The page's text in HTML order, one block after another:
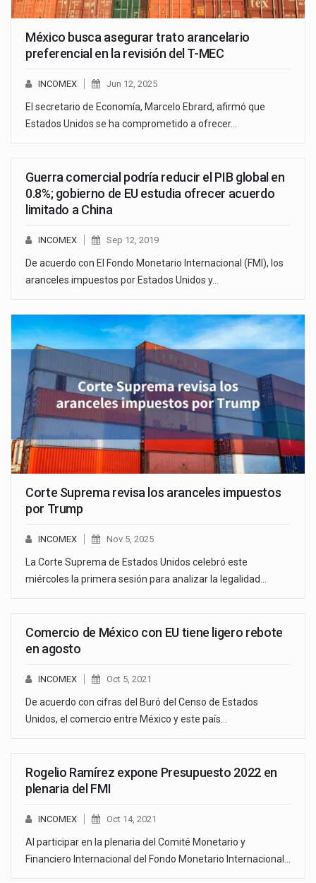
México busca asegurar trato arancelario
preferencial en la revisión del T-MEC
INCOMEX Jun 12, 2025
El secretario de Economía, Marcelo Ebrard, afirmó que
Estados Unidos se ha comprometido a ofrecer…
Guerra comercial podría reducir el PIB global en
0.8%; gobierno de EU estudia ofrecer acuerdo
limitado a China
INCOMEX Sep 12, 2019
De acuerdo con El Fondo Monetario Internacional (FMI), los
aranceles impuestos por Estados Unidos y…
Corte Suprema revisa los aranceles impuestos
por Trump
INCOMEX Nov 5, 2025
La Corte Suprema de Estados Unidos celebró este
miércoles la primera sesión para analizar la legalidad…
Comercio de México con EU tiene ligero rebote
en agosto
INCOMEX Oct 5, 2021
De acuerdo con cifras del Buró del Censo de Estados
Unidos, el comercio entre México y este país…
Rogelio Ramírez expone Presupuesto 2022 en
plenaria del FMI
INCOMEX Oct 14, 2021
Al participar en la plenaria del Comité Monetario y
Financiero Internacional del Fondo Monetario Internacional…